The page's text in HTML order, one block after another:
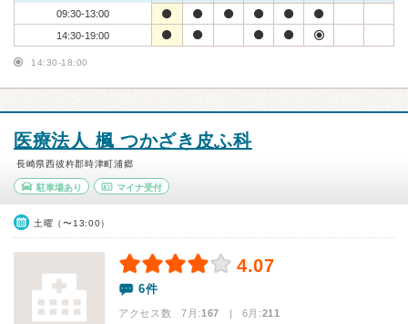
09:30-13:00
14:30-19:00
14:30-18:00
医療法人 楓 つかざき皮ふ科
長崎県西彼杵郡時津町浦郷
駐車場あり マイナ受付
土曜（〜13:00）
4.07
6件
アクセス数 7月:167 | 6月:211